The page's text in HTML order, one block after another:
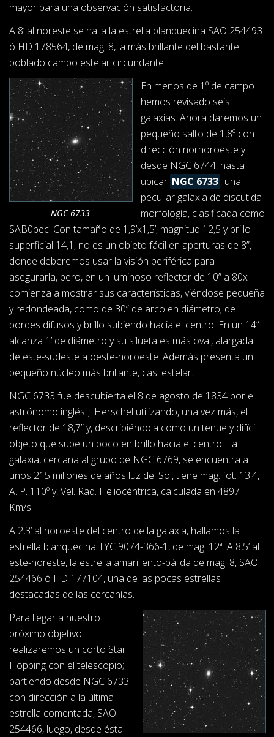
mayor para una observación satisfactoria.
A 8’ al noreste se halla la estrella blanquecina SAO 254493
ó HD 178564, de mag. 8, la más brillante del bastante
poblado campo estelar circundante.
NGC 6733
En menos de 1º de campo
hemos revisado seis
galaxias. Ahora daremos un
pequeño salto de 1,8º con
dirección nornoroeste y
desde NGC 6744, hasta
ubicar NGC 6733, una
peculiar galaxia de discutida
morfología, clasificada como
SAB0pec. Con tamaño de 1,9’x1,5’, magnitud 12,5 y brillo
superficial 14,1, no es un objeto fácil en aperturas de 8”,
donde deberemos usar la visión periférica para
asegurarla, pero, en un luminoso reflector de 10” a 80x
comienza a mostrar sus características, viéndose pequeña
y redondeada, como de 30” de arco en diámetro; de
bordes difusos y brillo subiendo hacia el centro. En un 14”
alcanza 1’ de diámetro y su silueta es más oval, alargada
de este-sudeste a oeste-noroeste. Además presenta un
pequeño núcleo más brillante, casi estelar.
NGC 6733 fue descubierta el 8 de agosto de 1834 por el
astrónomo inglés J. Herschel utilizando, una vez más, el
reflector de 18,7” y, describiéndola como un tenue y difícil
objeto que sube un poco en brillo hacia el centro. La
galaxia, cercana al grupo de NGC 6769, se encuentra a
unos 215 millones de años luz del Sol, tiene mag. fot. 13,4,
A. P. 110º y, Vel. Rad. Heliocéntrica, calculada en 4897
Km/s.
A 2,3’ al noroeste del centro de la galaxia, hallamos la
estrella blanquecina TYC 9074-366-1, de mag. 12ª. A 8,5’ al
este-noreste, la estrella amarillento-pálida de mag. 8, SAO
254466 ó HD 177104, una de las pocas estrellas
destacadas de las cercanías.
Para llegar a nuestro
próximo objetivo
realizaremos un corto Star
Hopping con el telescopio;
partiendo desde NGC 6733
con dirección a la última
estrella comentada, SAO
254466, luego, desde ésta